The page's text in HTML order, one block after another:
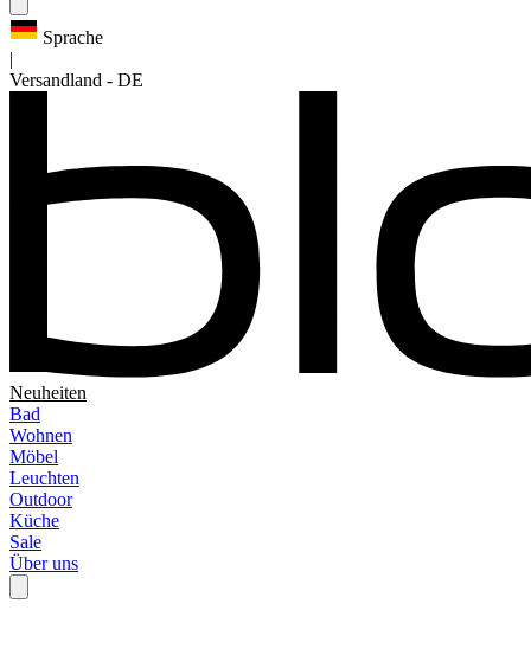
Sprache
Versandland - DE
Neuheiten
Bad
Wohnen
Möbel
Leuchten
Outdoor
Küche
Sale
Über uns